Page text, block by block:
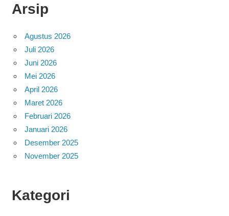
Arsip
Agustus 2026
Juli 2026
Juni 2026
Mei 2026
April 2026
Maret 2026
Februari 2026
Januari 2026
Desember 2025
November 2025
Kategori